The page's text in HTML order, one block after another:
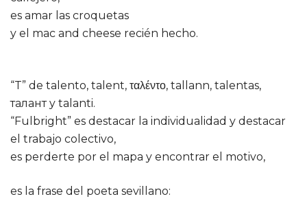
es amar las croquetas
y el mac and cheese recién hecho.
“T” de talento, talent, ταλέντο, tallann, talentas,
талант y talanti.
“Fulbright” es destacar la individualidad y destacar
el trabajo colectivo,
es perderte por el mapa y encontrar el motivo,
es la frase del poeta sevillano: